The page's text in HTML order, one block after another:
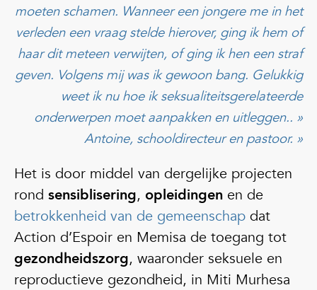
moeten schamen. Wanneer een jongere me in het
verleden een vraag stelde hierover, ging ik hem of
haar dit meteen verwijten, of ging ik hen een straf
geven. Volgens mij was ik gewoon bang. Gelukkig
weet ik nu hoe ik seksualiteitsgerelateerde
onderwerpen moet aanpakken en uitleggen.. »
Antoine, schooldirecteur en pastoor. »
Het is door middel van dergelijke projecten
rond sensiblisering, opleidingen en de
betrokkenheid van de gemeenschap dat
Action d’Espoir en Memisa de toegang tot
gezondheidszorg, waaronder seksuele en
reproductieve gezondheid, in Miti Murhesa